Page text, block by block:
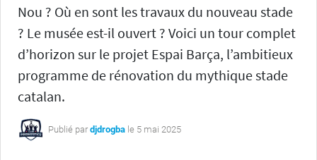
Nou ? Où en sont les travaux du nouveau stade
? Le musée est-il ouvert ? Voici un tour complet
d’horizon sur le projet Espai Barça, l’ambitieux
programme de rénovation du mythique stade
catalan.
Publié pardjdrogba le 5 mai 2025